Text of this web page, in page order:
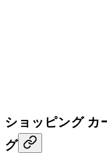
ショッピング カ
グ